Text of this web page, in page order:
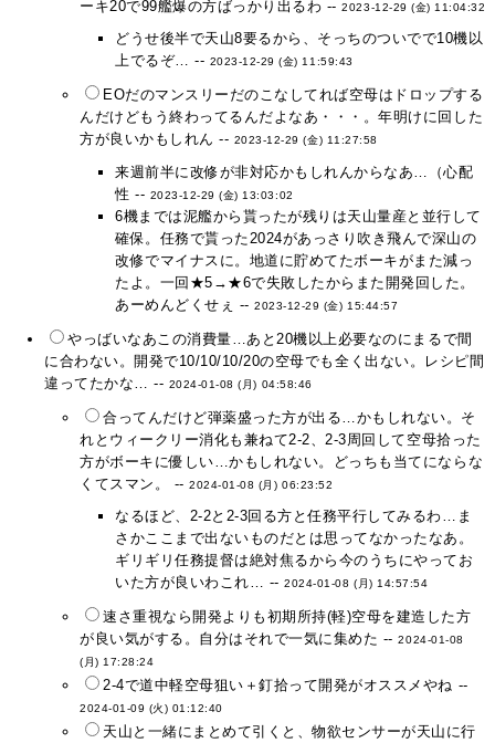
ーキ20で99艦爆の方ばっかり出るわ --2023-12-29 (金) 11:04:32
どうせ後半で天山8要るから、そっちのついでで10機以
上でるぞ… -- 2023-12-29 (金) 11:59:43
EOだのマンスリーだのこなしてれば空母はドロップする
んだけどもう終わってるんだよなあ・・・。年明けに回した
方が良いかもしれん -- 2023-12-29 (金) 11:27:58
来週前半に改修が非対応かもしれんからなあ…（心配
性 -- 2023-12-29 (金) 13:03:02
6機までは泥艦から貰ったが残りは天山量産と並行して
確保。任務で貰った2024があっさり吹き飛んで深山の
改修でマイナスに。地道に貯めてたボーキがまた減っ
たよ。一回★5→★6で失敗したからまた開発回した。
あーめんどくせぇ --2023-12-29 (金) 15:44:57
やっばいなあこの消費量…あと20機以上必要なのにまるで間
に合わない。開発で10/10/10/20の空母でも全く出ない。レシピ間
違ってたかな… -- 2024-01-08 (月) 04:58:46
合ってんだけど弾薬盛った方が出る…かもしれない。そ
れとウィークリー消化も兼ねて2-2、2-3周回して空母拾った
方がボーキに優しい…かもしれない。どっちも当てにならな
くてスマン。 --2024-01-08 (月) 06:23:52
なるほど、2-2と2-3回る方と任務平行してみるわ…ま
さかここまで出ないものだとは思ってなかったなあ。
ギリギリ任務提督は絶対焦るから今のうちにやってお
いた方が良いわこれ… --2024-01-08 (月) 14:57:54
速さ重視なら開発よりも初期所持(軽)空母を建造した方
が良い気がする。自分はそれで一気に集めた --2024-01-08
(月) 17:28:24
2-4で道中軽空母狙い＋釘拾って開発がオススメやね --
2024-01-09 (火) 01:12:40
天山と一緒にまとめて引くと、物欲センサーが天山に行